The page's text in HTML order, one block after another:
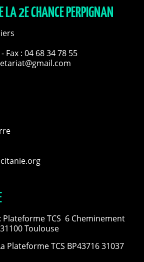
LA 2E CHANCE PERPIGNAN
- Fax : 04 68 34 78 55
Plateforme TCS 6 Cheminement
Toulouse
Plateforme TCS BP43716 31037